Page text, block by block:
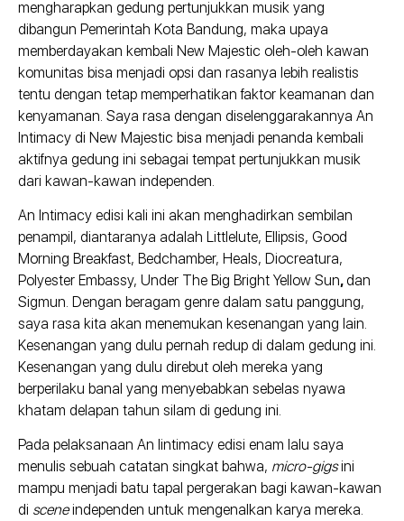
mengharapkan gedung pertunjukkan musik yang
dibangun Pemerintah Kota Bandung, maka upaya
memberdayakan kembali New Majestic oleh-oleh kawan
komunitas bisa menjadi opsi dan rasanya lebih realistis
tentu dengan tetap memperhatikan faktor keamanan dan
kenyamanan. Saya rasa dengan diselenggarakannya An
Intimacy di New Majestic bisa menjadi penanda kembali
aktifnya gedung ini sebagai tempat pertunjukkan musik
dari kawan-kawan independen.
An Intimacy edisi kali ini akan menghadirkan sembilan
penampil, diantaranya adalah Littlelute, Ellipsis, Good
Morning Breakfast, Bedchamber, Heals, Diocreatura,
Polyester Embassy, Under The Big Bright Yellow Sun,dan
Sigmun. Dengan beragam genre dalam satu panggung,
saya rasa kita akan menemukan kesenangan yang lain.
Kesenangan yang dulu pernah redup di dalam gedung ini.
Kesenangan yang dulu direbut oleh mereka yang
berperilaku banal yang menyebabkan sebelas nyawa
khatam delapan tahun silam di gedung ini.
Pada pelaksanaan An Iintimacy edisi enam lalu saya
menulis sebuah catatan singkat bahwa, micro-gigsini
mampu menjadi batu tapal pergerakan bagi kawan-kawan
di sceneindependen untuk mengenalkan karya mereka.